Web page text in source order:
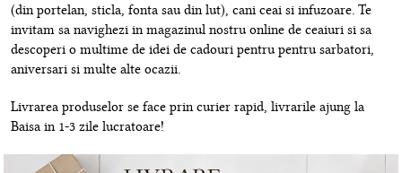
(din portelan, sticla, fonta sau din lut), cani ceai si infuzoare. Te
invitam sa navighezi in magazinul nostru online de ceaiuri si sa
descoperi o multime de idei de cadouri pentru pentru sarbatori,
aniversari si multe alte ocazii.
Livrarea produselor se face prin curier rapid, livrarile ajung la
Baisa in 1-3 zile lucratoare!